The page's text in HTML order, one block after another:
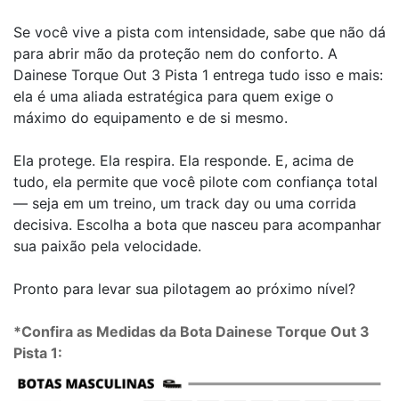
Se você vive a pista com intensidade, sabe que não dá
para abrir mão da proteção nem do conforto. A
Dainese Torque Out 3 Pista 1 entrega tudo isso e mais:
ela é uma aliada estratégica para quem exige o
máximo do equipamento e de si mesmo.
Ela protege. Ela respira. Ela responde. E, acima de
tudo, ela permite que você pilote com confiança total
— seja em um treino, um track day ou uma corrida
decisiva. Escolha a bota que nasceu para acompanhar
sua paixão pela velocidade.
Pronto para levar sua pilotagem ao próximo nível?
*Confira as Medidas da Bota Dainese Torque Out 3
Pista 1: